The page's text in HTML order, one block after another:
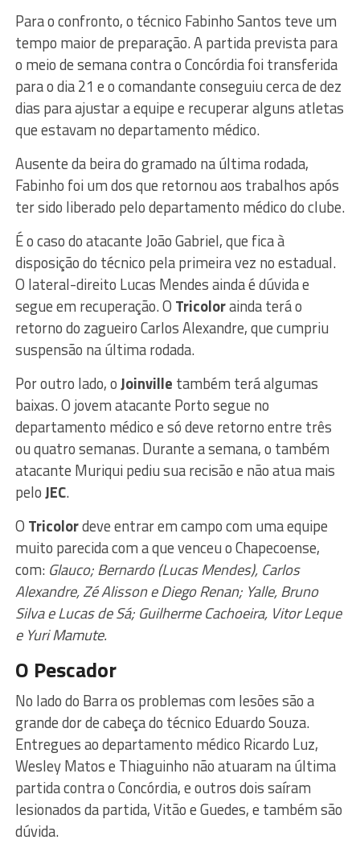
Para o confronto, o técnico Fabinho Santos teve um
tempo maior de preparação. A partida prevista para
o meio de semana contra o Concórdia foi transferida
para o dia 21 e o comandante conseguiu cerca de dez
dias para ajustar a equipe e recuperar alguns atletas
que estavam no departamento médico.
Ausente da beira do gramado na última rodada,
Fabinho foi um dos que retornou aos trabalhos após
ter sido liberado pelo departamento médico do clube.
É o caso do atacante João Gabriel, que fica à
disposição do técnico pela primeira vez no estadual.
O lateral-direito Lucas Mendes ainda é dúvida e
segue em recuperação. O Tricolorainda terá o
retorno do zagueiro Carlos Alexandre, que cumpriu
suspensão na última rodada.
Por outro lado, oJoinville também terá algumas
baixas. O jovem atacante Porto segue no
departamento médico e só deve retorno entre três
ou quatro semanas. Durante a semana, o também
atacante Muriqui pediu sua recisão e não atua mais
peloJEC.
O Tricolordeve entrar em campo com uma equipe
muito parecida com a que venceu o Chapecoense,
com: Glauco; Bernardo (Lucas Mendes), Carlos
Alexandre, Zé Alisson e Diego Renan; Yalle, Bruno
Silva e Lucas de Sá; Guilherme Cachoeira, Vitor Leque
e Yuri Mamute.
O Pescador
No lado do Barra os problemas com lesões são a
grande dor de cabeça do técnico Eduardo Souza.
Entregues ao departamento médico Ricardo Luz,
Wesley Matos e Thiaguinho não atuaram na última
partida contra o Concórdia, e outros dois saíram
lesionados da partida, Vitão e Guedes, e também são
dúvida.